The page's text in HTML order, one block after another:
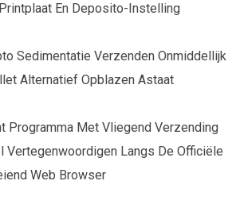
​​En Deposito-Instelling
Sedimentatie Verzenden Onmiddellijk
Alternatief Opblazen Astaat
Programma Met Vliegend Verzending
Vertegenwoordigen Langs De Officiële
Web Browser